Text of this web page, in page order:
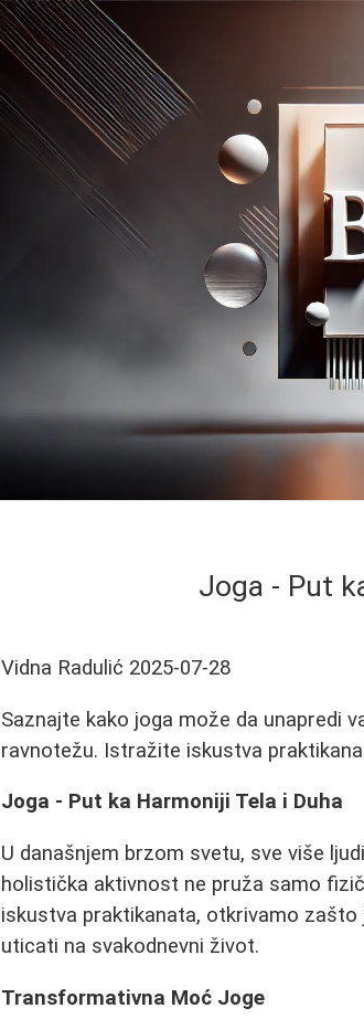
Joga - Put
Vidna Radulić 2025-07-28
Saznajte kako joga može da unapredi
ravnotežu. Istražite iskustva
Joga - Put ka Harmoniji Tela i Duha
U današnjem brzom svetu, sve više
holistička aktivnost ne pruža samo
iskustva praktikanata, otkrivamo
uticati na svakodnevni život.
Transformativna Moć Joge